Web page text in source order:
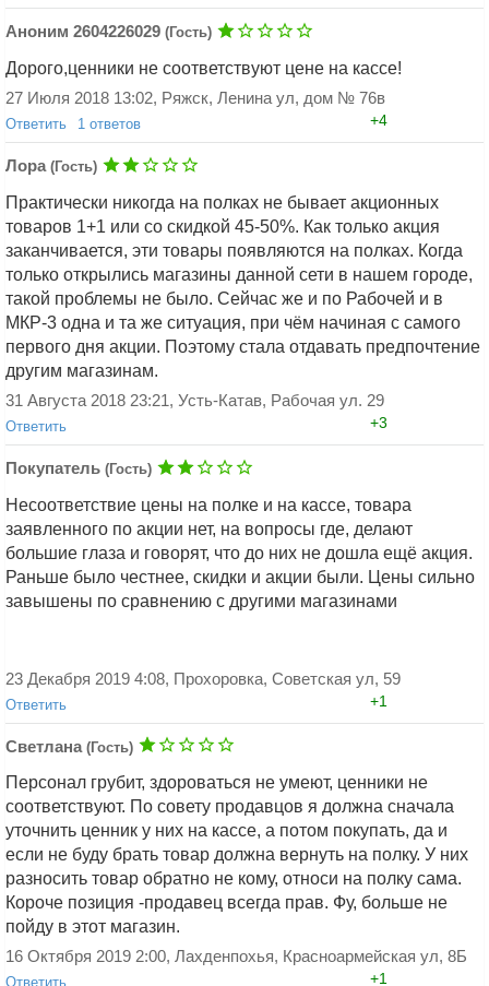
Добавить ответ
Аноним 2604226029 (Гость)
Дорого,ценники не соответствуют цене на кассе!
27 Июля 2018 13:02, Ряжск, Ленина ул, дом № 76в
Ответить 1 ответов +4
Аноним 2494532192
точно,цена стоит без акуии одна,на кассе
другая и при акции 20 процентов
выше,чем без акции
2 Мая 2022 10:35, Алатырь
Ответить
+0
Добавить ответ
Лора (Гость)
Практически никогда на полках не бывает акционных
товаров 1+1 или со скидкой 45-50%. Как только акция
заканчивается, эти товары появляются на полках. Когда
только открылись магазины данной сети в нашем городе,
такой проблемы не было. Сейчас же и по Рабочей и в
МКР-3 одна и та же ситуация, при чём начиная с самого
первого дня акции. Поэтому стала отдавать предпочтение
другим магазинам.
31 Августа 2018 23:21, Усть-Катав, Рабочая ул. 29
Ответить +3
Добавить ответ
Покупатель (Гость)
Несоответствие цены на полке и на кассе, товара
заявленного по акции нет, на вопросы где, делают
большие глаза и говорят, что до них не дошла ещё акция.
Раньше было честнее, скидки и акции были. Цены сильно
завышены по сравнению с другими магазинами
23 Декабря 2019 4:08, Прохоровка, Советская ул, 59
Ответить +1
Добавить ответ
Светлана (Гость)
Персонал грубит, здороваться не умеют, ценники не
соответствуют. По совету продавцов я должна сначала
уточнить ценник у них на кассе, а потом покупать, да и
если не буду брать товар должна вернуть на полку. У них
разносить товар обратно не кому, относи на полку сама.
Короче позиция -продавец всегда прав. Фу, больше не
пойду в этот магазин.
16 Октября 2019 2:00, Лахденпохья, Красноармейская ул, 8Б
Ответить +1